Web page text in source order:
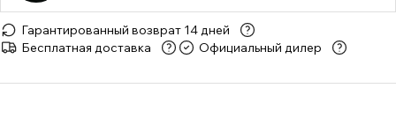
Гарантированный возврат 14 дней
Бесплатная доставка
Официальный дилер